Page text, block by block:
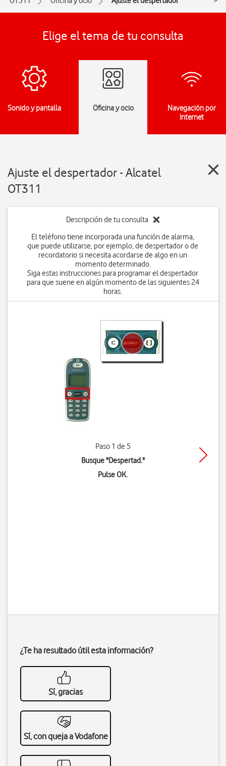
Elige el tema de tu consulta
Sonido y pantalla Oficina y ocio
Navegación por
Internet
Ajuste el despertador - Alcatel
OT311
Descripción de tu consulta
El teléfono tiene incorporada una función de alarma,
que puede utilizarse, por ejemplo, de despertador o de
recordatorio si necesita acordarse de algo en un
momento determinado.
Siga estas instrucciones para programar el despertador
para que suene en algún momento de las siguientes 24
horas.
Paso 1 de 5
Busque "Despertad."
PulseOK.
¿Te ha resultado útil esta información?
Sí, gracias
Sí, con queja a Vodafone